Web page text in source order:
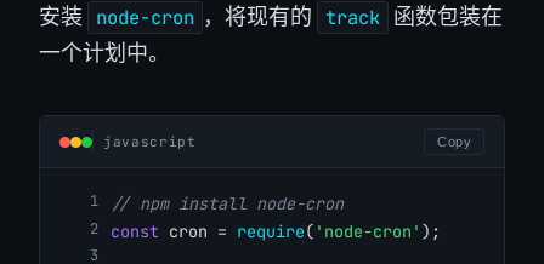
安装
node-cron ，将现有的 track 函数包装在
一个计划中。
javascript Copy
// npm install node-cron
const cron = require( 'node-cron' );